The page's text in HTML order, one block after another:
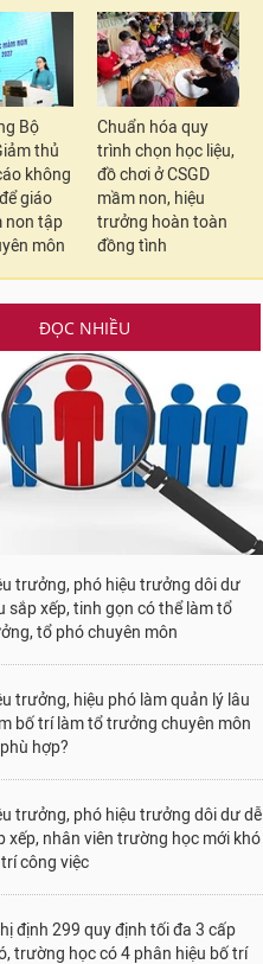
Bộ
thủ
không
giáo
non tập
môn
Chuẩn hóa quy
trình chọn học liệu,
đồ chơi ở CSGD
mầm non, hiệu
trưởng hoàn toàn
đồng tình
ĐỌC NHIỀU
trưởng, phó hiệu trưởng dôi dư
sắp xếp, tinh gọn có thể làm tổ
tổ phó chuyên môn
trưởng, hiệu phó làm quản lý lâu
bố trí làm tổ trưởng chuyên môn
hợp?
trưởng, phó hiệu trưởng dôi dư dễ
xếp, nhân viên trường học mới khó
công việc
định 299 quy định tối đa 3 cấp
trường học có 4 phân hiệu bố trí